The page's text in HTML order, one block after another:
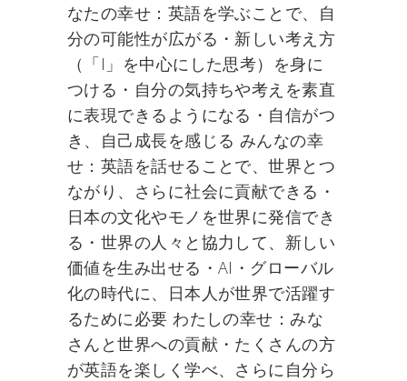
なたの幸せ：英語を学ぶことで、自
分の可能性が広がる・新しい考え方
（「I」を中心にした思考）を身に
つける・自分の気持ちや考えを素直
に表現できるようになる・自信がつ
き、自己成長を感じる みんなの幸
せ：英語を話せることで、世界とつ
ながり、さらに社会に貢献できる・
日本の文化やモノを世界に発信でき
る・世界の人々と協力して、新しい
価値を生み出せる・AI・グローバル
化の時代に、日本人が世界で活躍す
るために必要 わたしの幸せ：みな
さんと世界への貢献・たくさんの方
が英語を楽しく学べ、さらに自分ら